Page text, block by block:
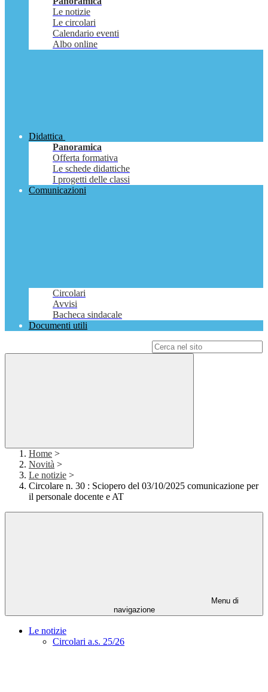
Le notizie
Le circolari
Calendario eventi
Albo online
Didattica
Panoramica
Offerta formativa
Le schede didattiche
I progetti delle classi
Comunicazioni
Circolari
Avvisi
Bacheca sindacale
Documenti utili
Home >
Novità >
Le notizie >
Circolare n. 30 : Sciopero del 03/10/2025 comunicazione per
il personale docente e AT
Menu di
navigazione
Le notizie
Circolari a.s. 25/26